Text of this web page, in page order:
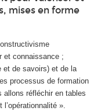
mises en forme
et connaissance ;
et de savoirs) et de la
processus de formation
allons réfléchir en tables
».